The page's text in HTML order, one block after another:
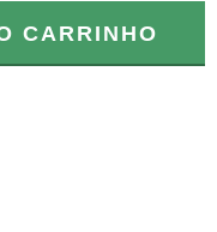
CARRINHO